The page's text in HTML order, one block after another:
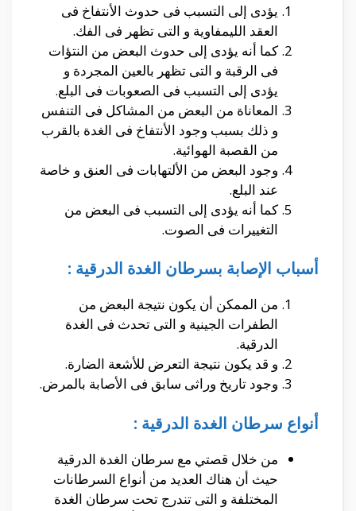
يؤدى إلى التسبب فى حدوث الأنتفاخ فى
العقد الليمفاوية و التى تظهر فى الفك.
كما أنه يؤدى إلى حدوث البعض من النتؤات
فى الرقبة و التى تظهر بالعين المجردة و
يؤدى إلى التسبب فى الصعوبات فى البلع.
المعاناة من البعض من المشاكل فى التنفس
و ذلك بسبب وجود الأنتفاخ فى الغدة بالقرب
من القصبة الهوائية.
وجود البعض من الألتهابات فى العنق و خاصة
عند البلع.
كما أنه يؤدى إلى التسبب فى البعض من
التغييرات فى الصوت.
أسباب الإصابة بسرطان الغدة الدرقية :
من الممكن أن يكون نتيجة البعض من
الطفرات الجينية و التى تحدث فى الغدة
الدرقية.
و قد يكون نتيجة التعرض للأشعة الضارة.
وجود تاريخ وراثى سابق فى الأصابة بالمرض.
أنواع سرطان الغدة الدرقية :
من خلال قصتي مع سرطان الغدة الدرقية
حيث أن هناك العديد من أنواع السرطانات
المختلفة و التى تندرج تحت سرطان الغدة